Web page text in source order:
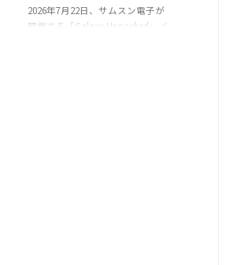
2026年7月22日、サムスン電子が
開催する「Galaxy Unpacked」イ